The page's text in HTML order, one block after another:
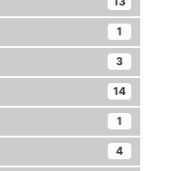
1
3
14
1
4